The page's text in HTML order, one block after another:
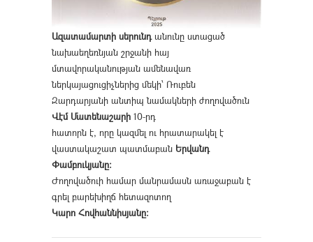
Ազատամարտի սերունդանունը ստացած
նախաեղեռնյան շրջանի հայ
մտավորականության ամենավառ
ներկայացուցիչներից մեկի՝ Ռուբեն
Զարդարյանի անտիպ նամակների ժողովածուն
Վէմ Մատենաշարի 10-րդ
հատորն է, որը կազմել ու հրատարակել է
վաստակաշատ պատմաբան Երվանդ
Փամբուկյանը։
Ժողովածուի համար մանրամասն առաջաբան է
գրել բարեխիղճ հետազոտող
Կարո Հովհաննիսյանը։